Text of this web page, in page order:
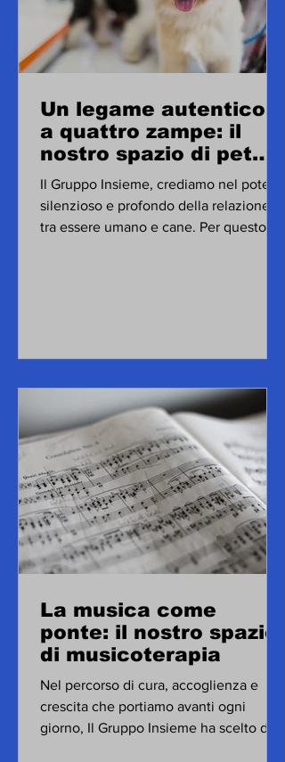
Un legame autentico,
a quattro zampe: il
nostro spazio di pet
therapy
Il Gruppo Insieme, crediamo nel potere
silenzioso e profondo della relazione
tra essere umano e cane. Per questo
La musica come
ponte: il nostro spazio
di musicoterapia
Nel percorso di cura, accoglienza e
crescita che portiamo avanti ogni
giorno, Il Gruppo Insieme ha scelto di